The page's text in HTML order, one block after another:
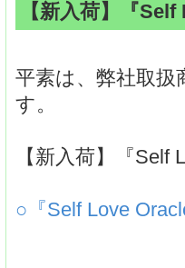
【新入荷】『
平素は、弊社取
す。
【新入荷】『
○『Self Love